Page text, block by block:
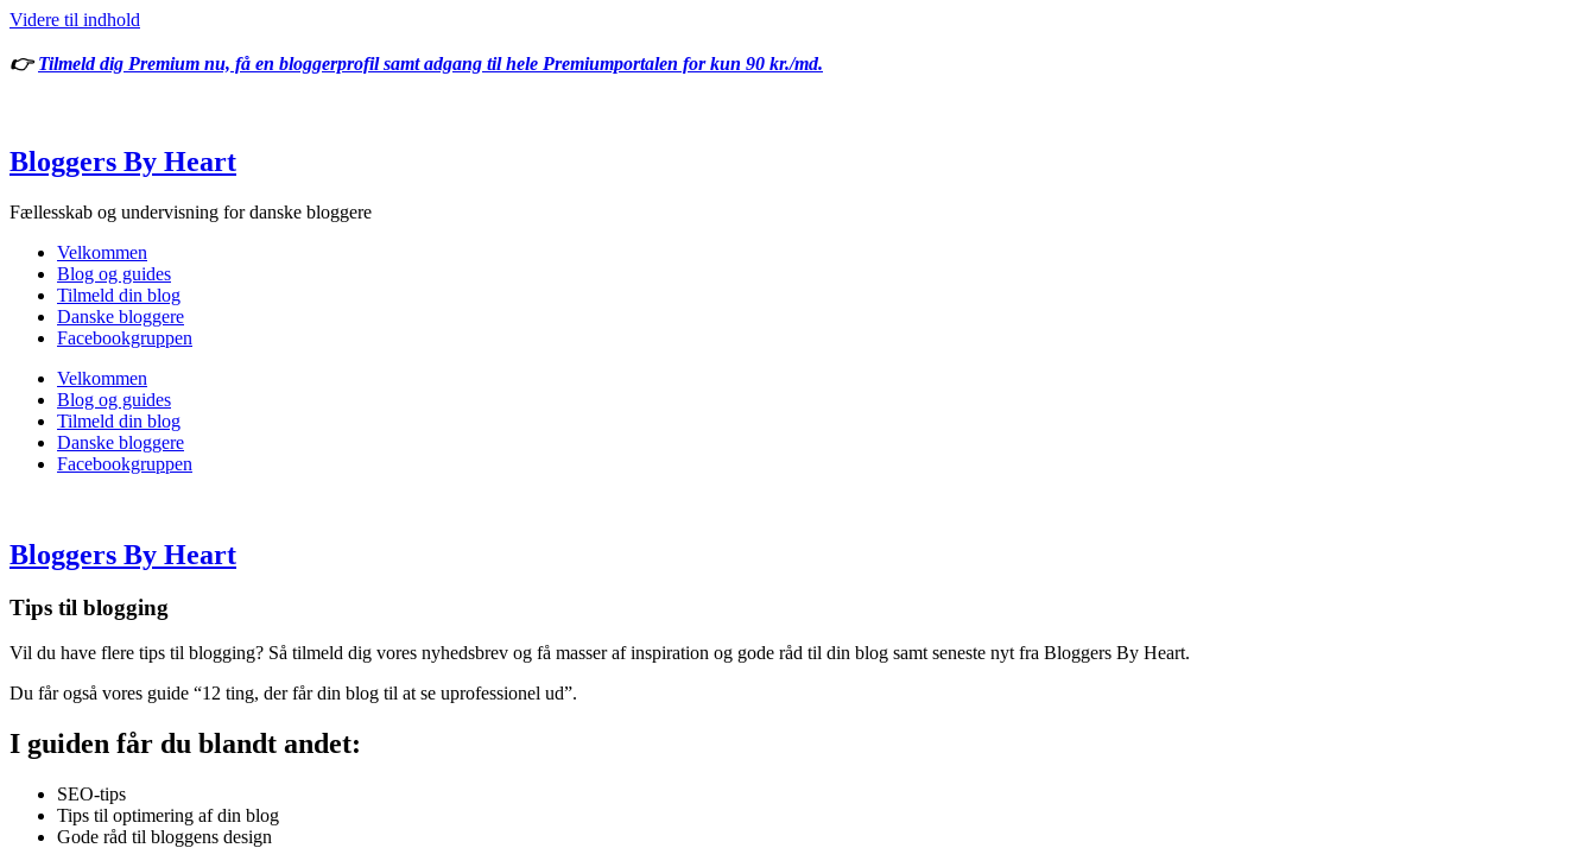
Videre til indhold
👉Tilmeld dig Premium nu, få en bloggerprofil samt adgang til hele Premiumportalen for kun 90 kr./md.
Bloggers By Heart
Fællesskab og undervisning for danske bloggere
Velkommen
Blog og guides
Tilmeld din blog
Danske bloggere
Facebookgruppen
Velkommen
Blog og guides
Tilmeld din blog
Danske bloggere
Facebookgruppen
Bloggers By Heart
Tips til blogging
Vil du have flere tips til blogging? Så tilmeld dig vores nyhedsbrev og få masser af inspiration og gode råd til din blog samt seneste nyt fra Bloggers By Heart.
Du får også vores guide “12 ting, der får din blog til at se uprofessionel ud”.
I guiden får du blandt andet:
SEO-tips
Tips til optimering af din blog
Gode råd til bloggens design